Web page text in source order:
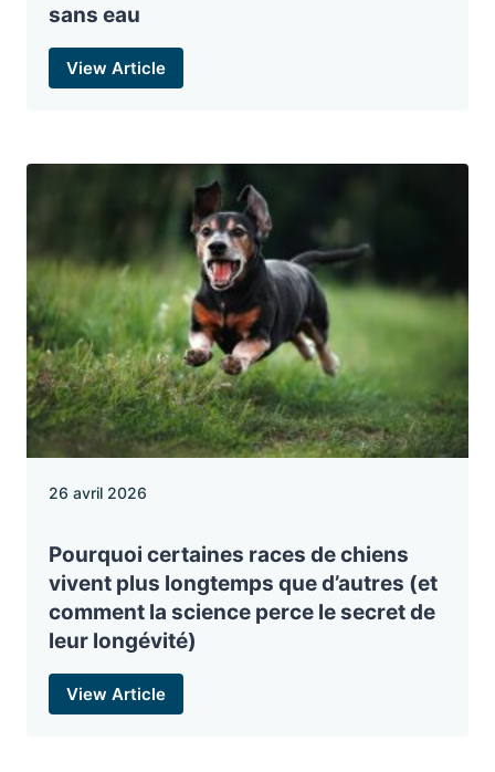
sans eau
View Article
26 avril 2026
Pourquoi certaines races de chiens
vivent plus longtemps que d’autres (et
comment la science perce le secret de
leur longévité)
View Article